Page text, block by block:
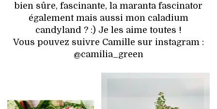
bien sûre, fascinante, la maranta fascinator
également mais aussi mon caladium
candyland ? :) Je les aime toutes !
Vous pouvez suivre Camille sur instagram :
@camilia_green